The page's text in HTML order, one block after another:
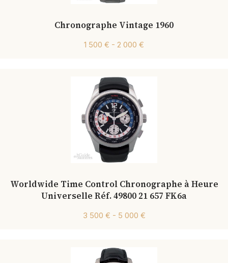
Chronographe Vintage 1960
1 500 € - 2 000 €
Worldwide Time Control Chronographe à Heure
Universelle Réf. 49800 21 657 FK6a
3 500 € - 5 000 €